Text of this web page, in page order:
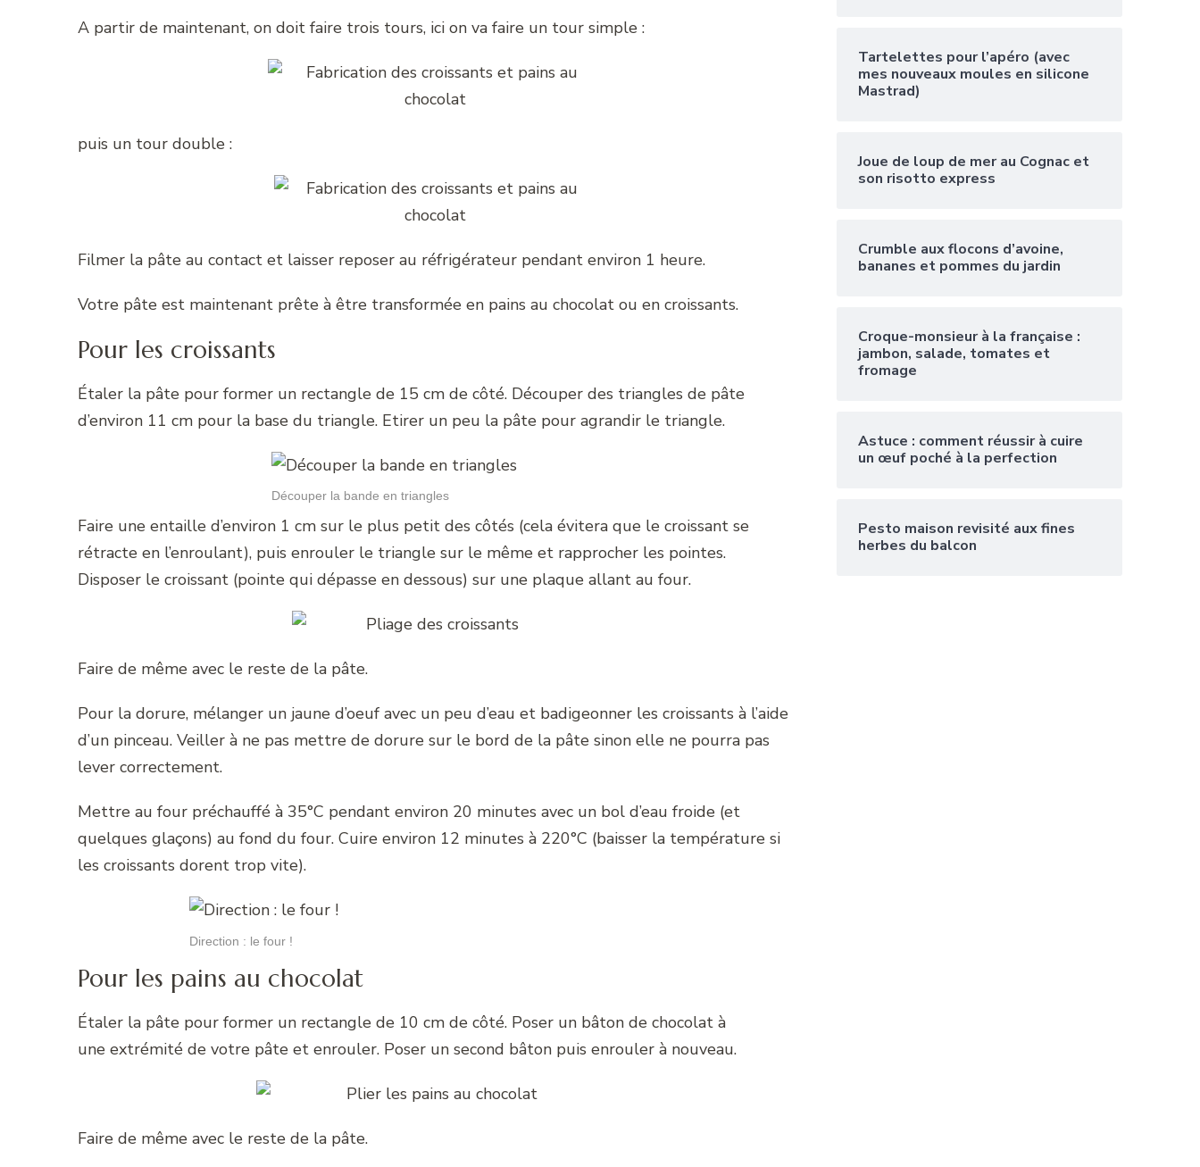
A partir de maintenant, on doit faire trois tours, ici on va faire un tour simple :
puis un tour double :
Filmer la pâte au contact et laisser reposer au réfrigérateur pendant environ 1 heure.
Votre pâte est maintenant prête à être transformée en pains au chocolat ou en croissants.
Pour les croissants
Étaler la pâte pour former un rectangle de 15 cm de côté. Découper des triangles de pâte
d’environ 11 cm pour la base du triangle. Etirer un peu la pâte pour agrandir le triangle.
Découper la bande en triangles
Faire une entaille d’environ 1 cm sur le plus petit des côtés (cela évitera que le croissant se
rétracte en l’enroulant), puis enrouler le triangle sur le même et rapprocher les pointes.
Disposer le croissant (pointe qui dépasse en dessous) sur une plaque allant au four.
Faire de même avec le reste de la pâte.
Pour la dorure, mélanger un jaune d’oeuf avec un peu d’eau et badigeonner les croissants à l’aide
d’un pinceau. Veiller à ne pas mettre de dorure sur le bord de la pâte sinon elle ne pourra pas
lever correctement.
Mettre au four préchauffé à 35°C pendant environ 20 minutes avec un bol d’eau froide (et
quelques glaçons) au fond du four. Cuire environ 12 minutes à 220°C (baisser la température si
les croissants dorent trop vite).
Direction : le four !
Pour les pains au chocolat
Étaler la pâte pour former un rectangle de 10 cm de côté. Poser un bâton de chocolat à
une extrémité de votre pâte et enrouler. Poser un second bâton puis enrouler à nouveau.
Faire de même avec le reste de la pâte.
Tartelettes pour l’apéro (avec
mes nouveaux moules en silicone
Mastrad)
Joue de loup de mer au Cognac et
son risotto express
Crumble aux flocons d’avoine,
bananes et pommes du jardin
Croque-monsieur à la française :
jambon, salade, tomates et
fromage
Astuce : comment réussir à cuire
un œuf poché à la perfection
Pesto maison revisité aux fines
herbes du balcon